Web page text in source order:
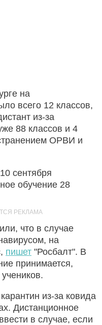
на
всего 12 классов,
из-за
88 классов и 4
ОРВИ и
сентября
обучение 28
что в случае
на
пишет "Росбалт". В
принимается,
из-за ковида
Дистанционное
в случае, если